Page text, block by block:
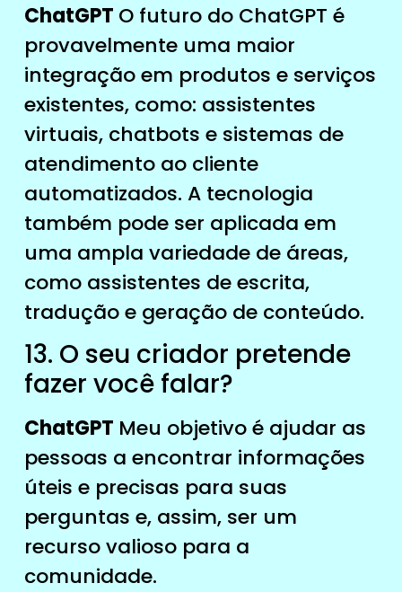
ChatGPT O futuro do ChatGPT é
provavelmente uma maior
integração em produtos e serviços
existentes, como: assistentes
virtuais, chatbots e sistemas de
atendimento ao cliente
automatizados. A tecnologia
também pode ser aplicada em
uma ampla variedade de áreas,
como assistentes de escrita,
tradução e geração de conteúdo.
13. O seu criador pretende
fazer você falar?
ChatGPT Meu objetivo é ajudar as
pessoas a encontrar informações
úteis e precisas para suas
perguntas e, assim, ser um
recurso valioso para a
comunidade.